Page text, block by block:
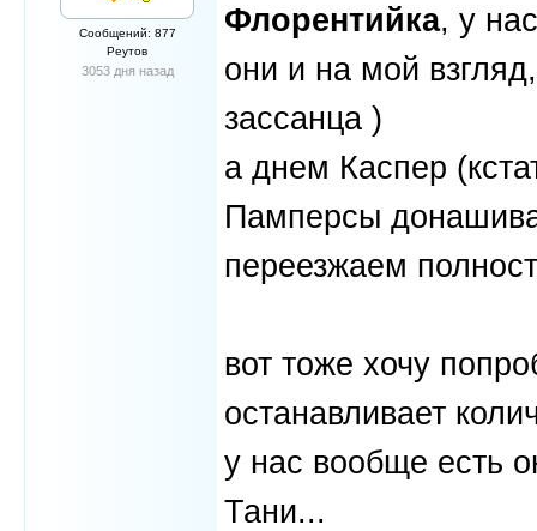
Сообщений: 877
Реутов
3053 дня назад
Флорентийка, у
они и на мой
зассанца )
а днем Каспер
Памперсы
переезжаем
вот тоже хочу
останавливает
у нас вообще есть
Тани...